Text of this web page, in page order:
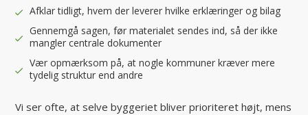
Afklar tidligt, hvem der leverer hvilke erklæringer og bilag
Gennemgå sagen, før materialet sendes ind, så der ikke
mangler centrale dokumenter
Vær opmærksom på, at nogle kommuner kræver mere
tydelig struktur end andre
Vi ser ofte, at selve byggeriet bliver prioriteret højt, mens